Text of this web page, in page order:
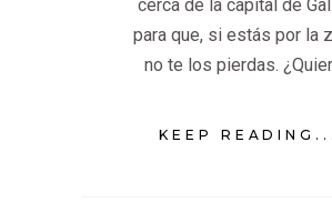
cerca de la capital de
para que, si estás por la
no te los pierdas.
KEEP READING...